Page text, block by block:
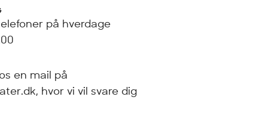
på hverdage
en mail på
hvor vi vil svare dig